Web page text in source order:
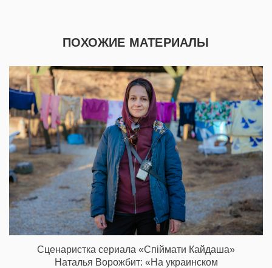
ПОХОЖИЕ МАТЕРИАЛЫ
Сценаристка сериала «Спіймати Кайдаша»
Наталья Ворожбит: «На украинском